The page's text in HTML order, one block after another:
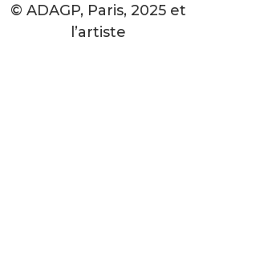
© ADAGP, Paris, 2025 et
l’artiste